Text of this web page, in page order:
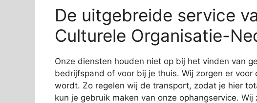
De uitgebreide service
Culturele Organisatie-
Onze diensten houden niet op bij het vinden van
bedrijfspand of voor bij je thuis. Wij zorgen er
wordt. Zo regelen wij de transport, zodat je hier
kun je gebruik maken van onze ophangservice.